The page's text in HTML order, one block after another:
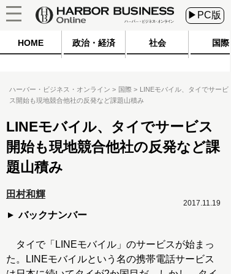
▶PC版
HOME 政治・経済 社会 国際
ハーバー・ビジネス・オンライン 国際
LINEモバイル、タイでサービ
ス開始も現地競合他社の反発など課題山積み
LINEモバイル、タイでサービス
開始も現地競合他社の反発など課
題山積み
田村和輝
バックナンバー
2017.11.19
タイで「LINEモバイル」のサービスが始まっ
た。LINEモバイルという名の携帯電話サービス